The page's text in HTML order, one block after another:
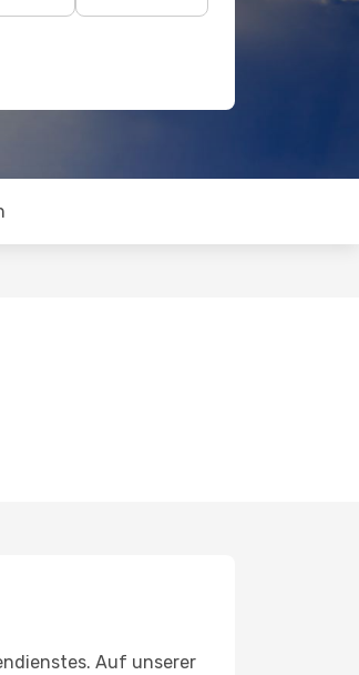
Auf unserer